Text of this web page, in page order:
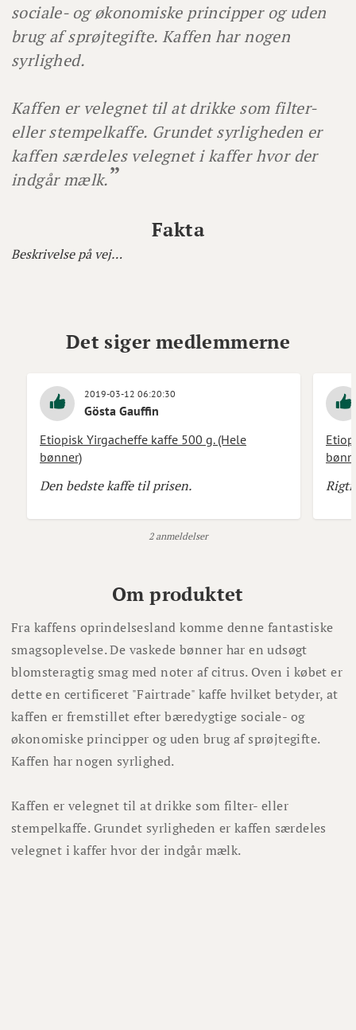
sociale- og økonomiske principper og uden
brug af sprøjtegifte. Kaffen har nogen
syrlighed.
Kaffen er velegnet til at drikke som filter-
eller stempelkaffe. Grundet syrligheden er
kaffen særdeles velegnet i kaffer hvor der
indgår mælk.
Beskrivelse på vej…
Fakta
Det siger medlemmerne
2019-03-12 06:20:30
Gösta Gauffin
Etiopisk Yirgacheffe kaffe 500 g. (Hele
bønner)
Den bedste kaffe til prisen.
2 anmeldelser
Om produktet
Fra kaffens oprindelsesland komme denne fantastiske
smagsoplevelse. De vaskede bønner har en udsøgt
blomsteragtig smag med noter af citrus. Oven i købet er
dette en certificeret "Fairtrade" kaffe hvilket betyder, at
kaffen er fremstillet efter bæredygtige sociale- og
økonomiske principper og uden brug af sprøjtegifte.
Kaffen har nogen syrlighed.
Kaffen er velegnet til at drikke som filter- eller
stempelkaffe. Grundet syrligheden er kaffen særdeles
velegnet i kaffer hvor der indgår mælk.